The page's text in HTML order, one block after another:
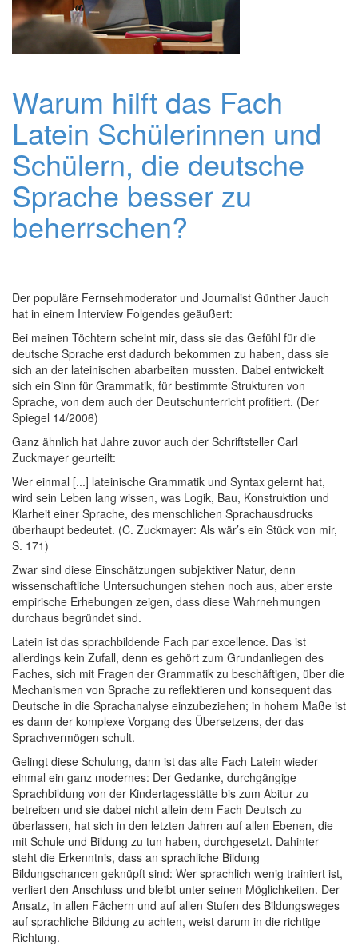
Warum hilft das Fach
Latein Schülerinnen und
Schülern, die deutsche
Sprache besser zu
beherrschen?
Der populäre Fernsehmoderator und Journalist Günther Jauch
hat in einem Interview Folgendes geäußert:
Bei meinen Töchtern scheint mir, dass sie das Gefühl für die
deutsche Sprache erst dadurch bekommen zu haben, dass sie
sich an der lateinischen abarbeiten mussten. Dabei entwickelt
sich ein Sinn für Grammatik, für bestimmte Strukturen von
Sprache, von dem auch der Deutschunterricht profitiert. (Der
Spiegel 14/2006)
Ganz ähnlich hat Jahre zuvor auch der Schriftsteller Carl
Zuckmayer geurteilt:
Wer einmal [...] lateinische Grammatik und Syntax gelernt hat,
wird sein Leben lang wissen, was Logik, Bau, Konstruktion und
Klarheit einer Sprache, des menschlichen Sprachausdrucks
überhaupt bedeutet. (C. Zuckmayer: Als wär’s ein Stück von mir,
S. 171)
Zwar sind diese Einschätzungen subjektiver Natur, denn
wissenschaftliche Untersuchungen stehen noch aus, aber erste
empirische Erhebungen zeigen, dass diese Wahrnehmungen
durchaus begründet sind.
Latein ist das sprachbildende Fach par excellence. Das ist
allerdings kein Zufall, denn es gehört zum Grundanliegen des
Faches, sich mit Fragen der Grammatik zu beschäftigen, über die
Mechanismen von Sprache zu reflektieren und konsequent das
Deutsche in die Sprachanalyse einzubeziehen; in hohem Maße ist
es dann der komplexe Vorgang des Übersetzens, der das
Sprachvermögen schult.
Gelingt diese Schulung, dann ist das alte Fach Latein wieder
einmal ein ganz modernes: Der Gedanke, durchgängige
Sprachbildung von der Kindertagesstätte bis zum Abitur zu
betreiben und sie dabei nicht allein dem Fach Deutsch zu
überlassen, hat sich in den letzten Jahren auf allen Ebenen, die
mit Schule und Bildung zu tun haben, durchgesetzt. Dahinter
steht die Erkenntnis, dass an sprachliche Bildung
Bildungschancen geknüpft sind: Wer sprachlich wenig trainiert ist,
verliert den Anschluss und bleibt unter seinen Möglichkeiten. Der
Ansatz, in allen Fächern und auf allen Stufen des Bildungsweges
auf sprachliche Bildung zu achten, weist darum in die richtige
Richtung.